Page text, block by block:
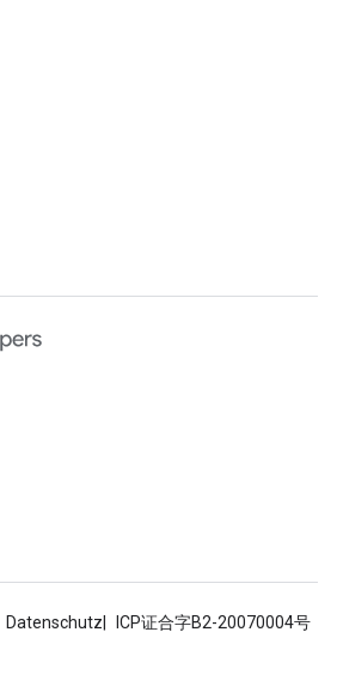
Datenschutz
ICP证合字B2-20070004号